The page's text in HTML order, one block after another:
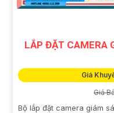
LẮP ĐẶT CAMERA
Giá
Giá
Bộ lắp đặt camera giám